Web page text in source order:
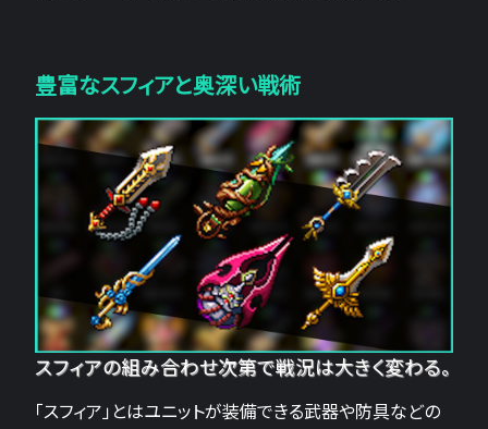
豊富なスフィアと奥深い戦術
スフィアの組み合わせ次第で戦況は大きく変わる。
「スフィア」とはユニットが装備できる武器や防具などの